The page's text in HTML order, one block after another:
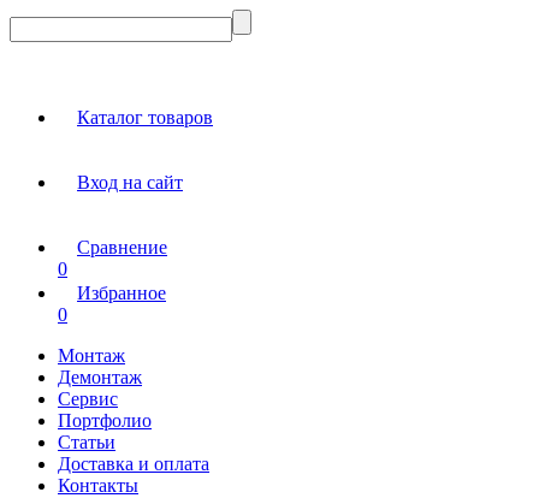
Каталог товаров
Вход на сайт
Сравнение
0
Избранное
0
Монтаж
Демонтаж
Сервис
Портфолио
Статьи
Доставка и оплата
Контакты